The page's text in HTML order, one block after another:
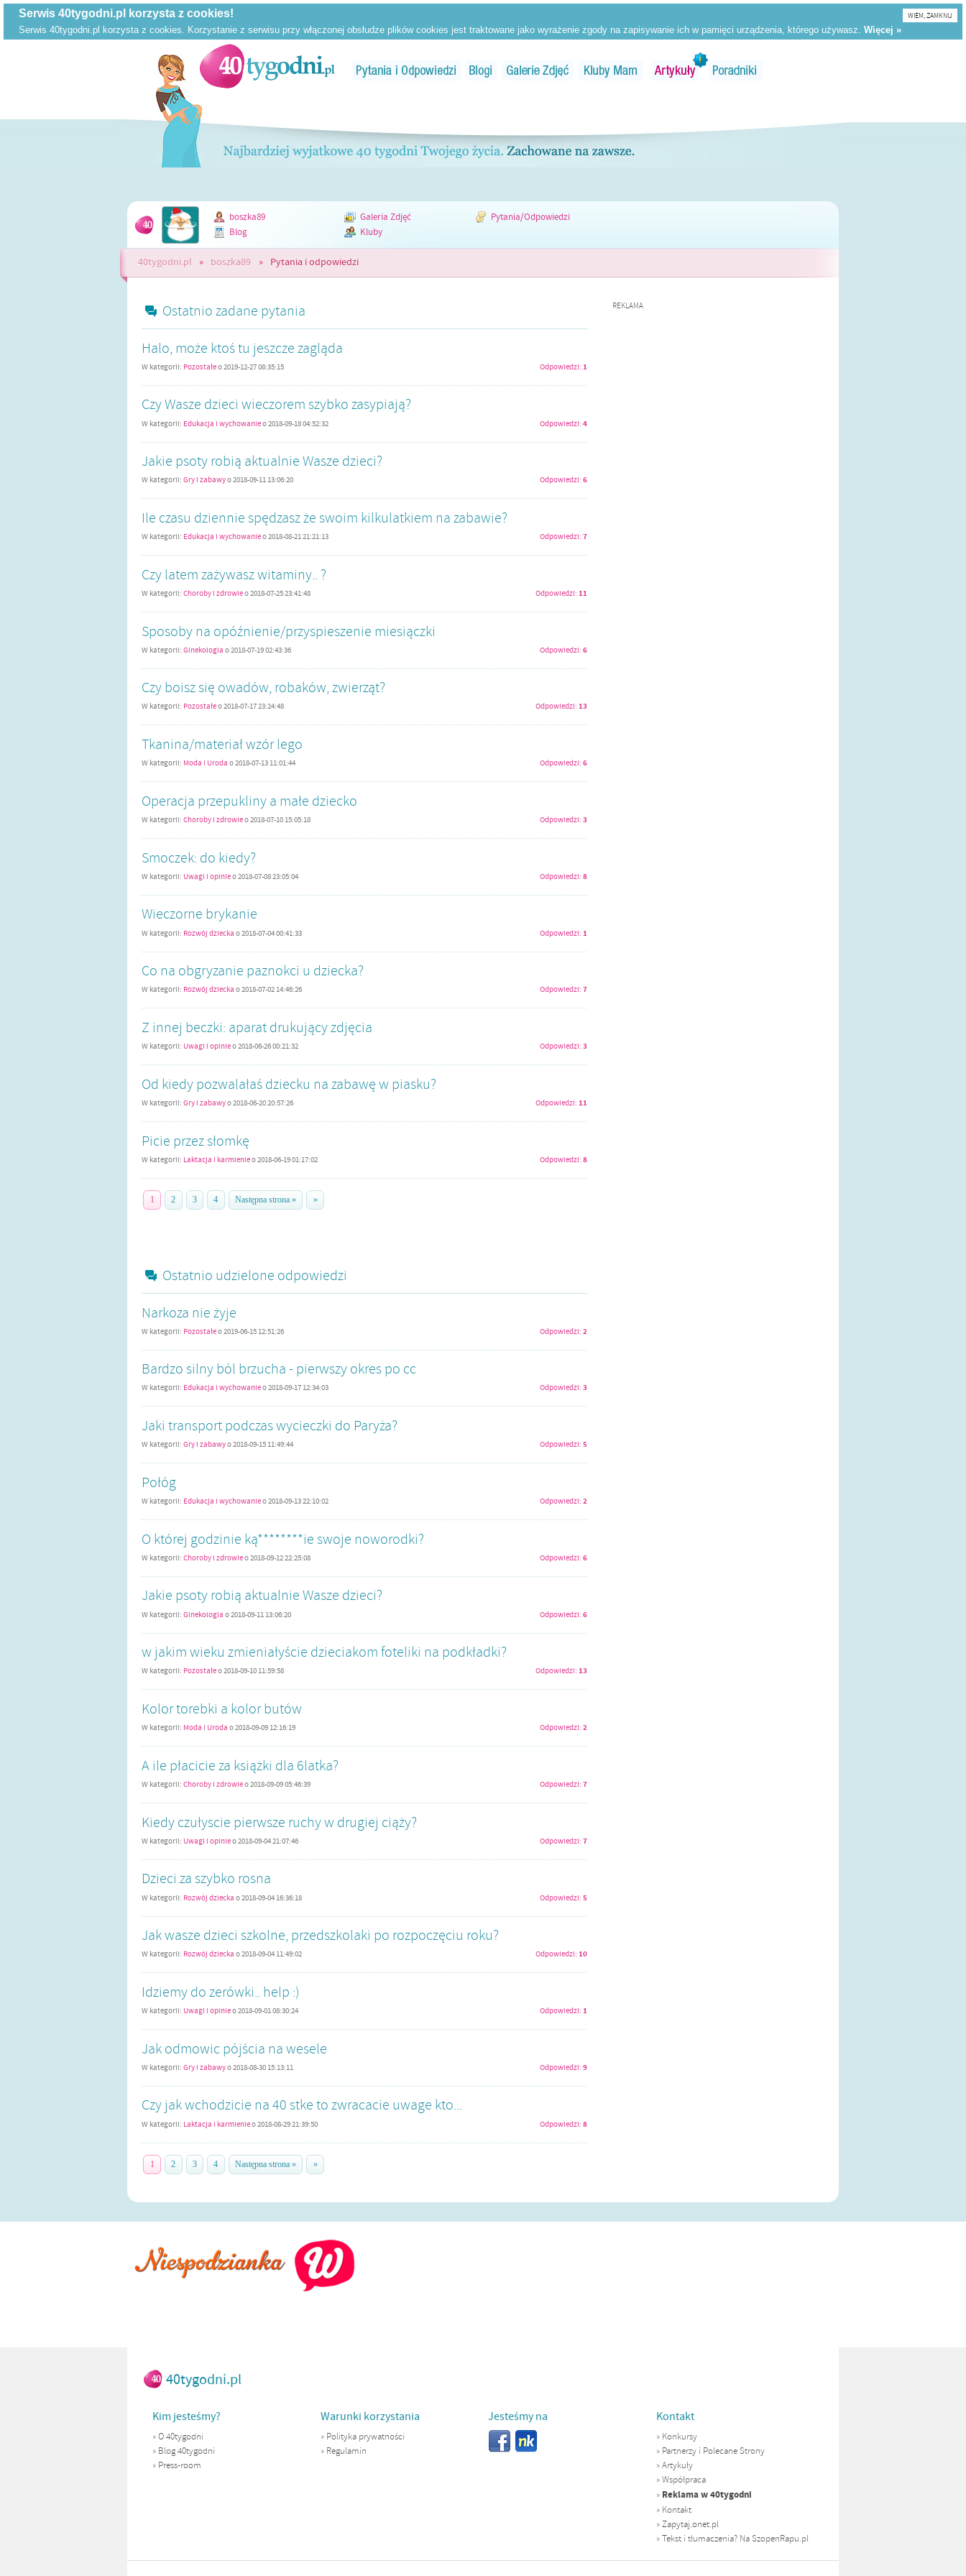
WIEM, ZAMKNIJ
boszka89 Galeria Zdjęć
Pytania/Odpowiedzi
Blog
Kluby
40tygodni.pl » boszka89 » Pytania i odpowiedzi
Ostatnio zadane pytania
Halo, może ktoś tu jeszcze zagląda
W kategorii: Pozostałeo2019-12-27 08:35:15 Odpowiedzi: 1
Czy Wasze dzieci wieczorem szybko zasypiają?
W kategorii: Edukacja i wychowanieo2018-09-18 04:52:32 Odpowiedzi: 4
Jakie psoty robią aktualnie Wasze dzieci?
W kategorii: Gry i zabawyo2018-09-11 13:06:20 Odpowiedzi: 6
Ile czasu dziennie spędzasz że swoim kilkulatkiem na zabawie?
W kategorii: Edukacja i wychowanieo2018-08-21 21:21:13 Odpowiedzi: 7
Czy latem zażywasz witaminy.. ?
W kategorii: Choroby i zdrowieo2018-07-25 23:41:48 Odpowiedzi: 11
Sposoby na opóźnienie/przyspieszenie miesiączki
W kategorii: Ginekologia o2018-07-19 02:43:36 Odpowiedzi: 6
Czy boisz się owadów, robaków, zwierząt?
W kategorii: Pozostałeo2018-07-17 23:24:48 Odpowiedzi: 13
Tkanina/materiał wzór lego
W kategorii: Moda i Uroda o2018-07-13 11:01:44 Odpowiedzi: 6
Operacja przepukliny a małe dziecko
W kategorii: Choroby i zdrowieo2018-07-10 15:05:18 Odpowiedzi: 3
Smoczek: do kiedy?
W kategorii: Uwagi i opinieo2018-07-08 23:05:04 Odpowiedzi: 8
Wieczorne brykanie
W kategorii: Rozwój dziecka o2018-07-04 00:41:33 Odpowiedzi: 1
Co na obgryzanie paznokci u dziecka?
W kategorii: Rozwój dziecka o2018-07-02 14:46:26 Odpowiedzi: 7
Z innej beczki: aparat drukujący zdjęcia
W kategorii: Uwagi i opinieo2018-06-26 00:21:32 Odpowiedzi: 3
Od kiedy pozwalałaś dziecku na zabawę w piasku?
W kategorii: Gry i zabawyo2018-06-20 20:57:26 Odpowiedzi: 11
Picie przez słomkę
W kategorii: Laktacja i karmienieo2018-06-19 01:17:02 Odpowiedzi: 8
1 2 3 4 Następna strona » »
Ostatnio udzielone odpowiedzi
Narkoza nie żyje
W kategorii: Pozostałeo2019-06-15 12:51:26 Odpowiedzi: 2
Bardzo silny ból brzucha - pierwszy okres po cc
W kategorii: Edukacja i wychowanieo2018-09-17 12:34:03 Odpowiedzi: 3
Jaki transport podczas wycieczki do Paryża?
W kategorii: Gry i zabawyo2018-09-15 11:49:44 Odpowiedzi: 5
Połóg
W kategorii: Edukacja i wychowanieo2018-09-13 22:10:02 Odpowiedzi: 2
O której godzinie ką********ie swoje noworodki?
W kategorii: Choroby i zdrowieo2018-09-12 22:25:08 Odpowiedzi: 6
Jakie psoty robią aktualnie Wasze dzieci?
W kategorii: Ginekologia o2018-09-11 13:06:20 Odpowiedzi: 6
w jakim wieku zmieniałyście dzieciakom foteliki na podkładki?
W kategorii: Pozostałeo2018-09-10 11:59:58 Odpowiedzi: 13
Kolor torebki a kolor butów
W kategorii: Moda i Uroda o2018-09-09 12:16:19 Odpowiedzi: 2
A ile płacicie za książki dla 6latka?
W kategorii: Choroby i zdrowieo2018-09-09 05:46:39 Odpowiedzi: 7
Kiedy czułyscie pierwsze ruchy w drugiej ciąży?
W kategorii: Uwagi i opinieo2018-09-04 21:07:46 Odpowiedzi: 7
Dzieci.za szybko rosna
W kategorii: Rozwój dziecka o2018-09-04 16:36:18 Odpowiedzi: 5
Jak wasze dzieci szkolne, przedszkolaki po rozpoczęciu roku?
W kategorii: Rozwój dziecka o2018-09-04 11:49:02 Odpowiedzi: 10
Idziemy do zerówki.. help :)
W kategorii: Uwagi i opinieo2018-09-01 08:30:24 Odpowiedzi: 1
Jak odmowic pójścia na wesele
W kategorii: Gry i zabawyo2018-08-30 15:13:11 Odpowiedzi: 9
Czy jak wchodzicie na 40 stke to zwracacie uwage kto...
W kategorii: Laktacja i karmienieo2018-08-29 21:39:50 Odpowiedzi: 8
1 2 3 4 Następna strona » »
REKLAMA
40tygodni.pl
Kim jesteśmy?
»O 40tygodni
» Blog 40tygodni
» Press-room
Warunki korzystania
» Polityka prywatności
» Regulamin
Jesteśmy na Kontakt
» Konkursy
» Partnerzy i Polecane Strony
»Artykuły
»Współpraca
» Reklama w 40tygodni
» Kontakt
»Zapytaj.onet.pl
»Tekst i tłumaczenia? Na SzopenRapu.pl